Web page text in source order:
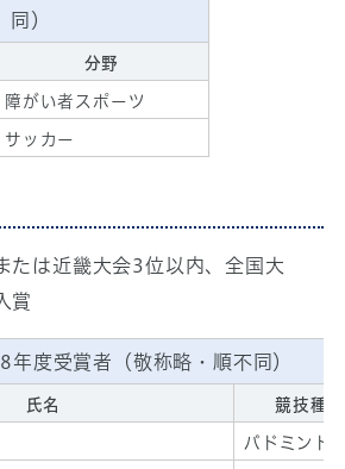
同）
分野
障がい者スポーツ
サッカー
たは近畿大会3位以内、全国大
賞
年度受賞者（敬称略・順不同）
氏名 競技種目
バドミント